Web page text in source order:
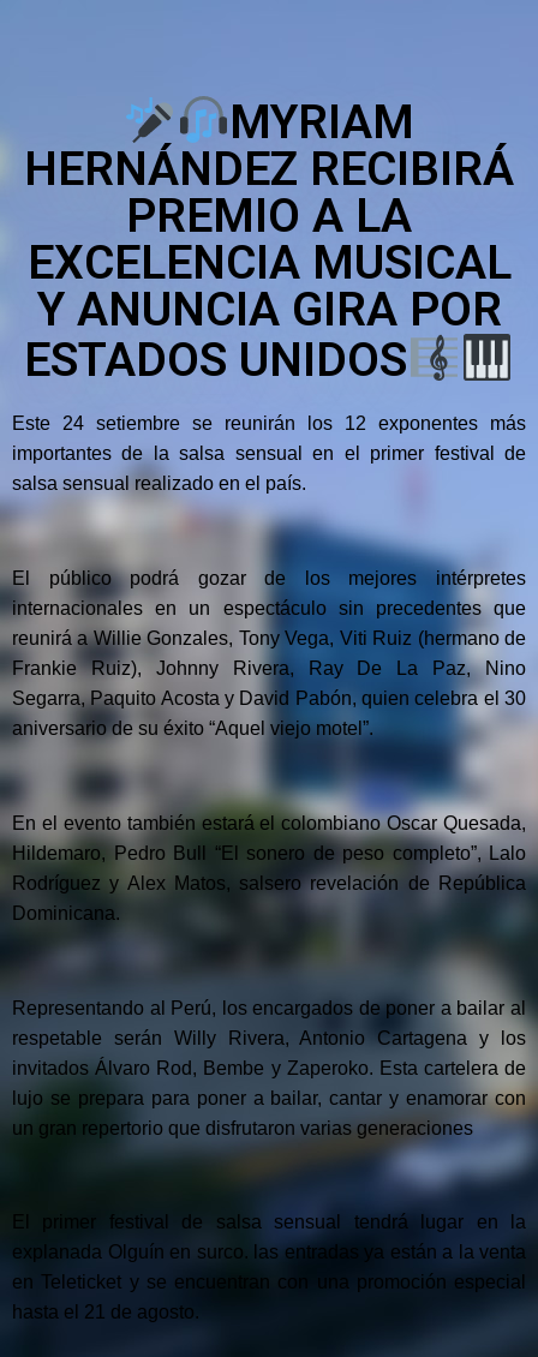
MYRIAM
HERNÁNDEZ RECIBIRÁ
PREMIO A LA
EXCELENCIA MUSICAL
Y ANUNCIA GIRA POR
ESTADOS UNIDOS
Este 24 setiembre se reunirán los 12 exponentes más
importantes de la salsa sensual en el primer festival de
salsa sensual realizado en el país.
El público podrá gozar de los mejores intérpretes
internacionales en un espectáculo sin precedentes que
reunirá a Willie Gonzales, Tony Vega, Viti Ruiz (hermano de
Frankie Ruiz), Johnny Rivera, Ray De La Paz, Nino
Segarra, Paquito Acosta y David Pabón, quien celebra el 30
aniversario de su éxito “Aquel viejo motel”.
En el evento también estará el colombiano Oscar Quesada,
Hildemaro, Pedro Bull “El sonero de peso completo”, Lalo
Rodríguez y Alex Matos, salsero revelación de República
Dominicana.
Representando al Perú, los encargados de poner a bailar al
respetable serán Willy Rivera, Antonio Cartagena y los
invitados Álvaro Rod, Bembe y Zaperoko. Esta cartelera de
lujo se prepara para poner a bailar, cantar y enamorar con
un gran repertorio que disfrutaron varias generaciones
El primer festival de salsa sensual tendrá lugar en la
explanada Olguín en surco. las entradas ya están a la venta
en Teleticket y se encuentran con una promoción especial
hasta el 21 de agosto.